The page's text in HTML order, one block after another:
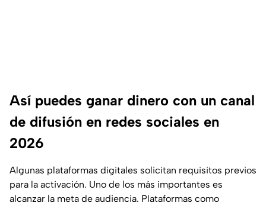
Así puedes ganar dinero con un canal
de difusión en redes sociales en
2026
Algunas plataformas digitales solicitan requisitos previos
para la activación. Uno de los más importantes es
alcanzar la meta de audiencia. Plataformas como